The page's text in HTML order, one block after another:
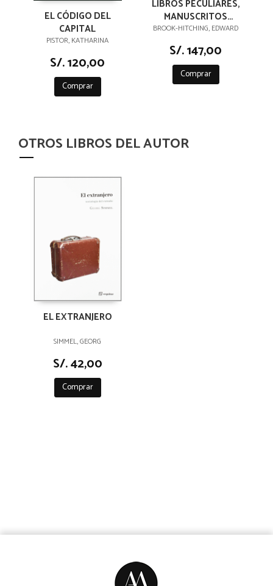
EL CÓDIGO DEL
CAPITAL
PISTOR, KATHARINA
S/. 120,00
Comprar
LIBROS PECULIARES,
MANUSCRITOS
EXTRAVAGANTES Y
OTRAS
CURIOSIDADES
LITERARIAS
BROOK-HITCHING, EDWARD
S/. 147,00
Comprar
OTROS LIBROS DEL AUTOR
EL EXTRANJERO
SIMMEL, GEORG
S/. 42,00
Comprar